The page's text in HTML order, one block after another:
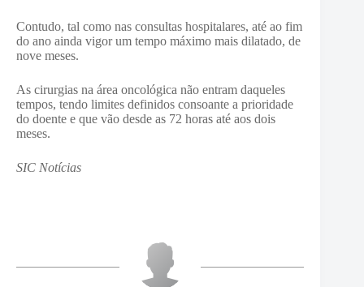
Contudo, tal como nas consultas hospitalares, até ao fim
do ano ainda vigor um tempo máximo mais dilatado, de
nove meses.
As cirurgias na área oncológica não entram daqueles
tempos, tendo limites definidos consoante a prioridade
do doente e que vão desde as 72 horas até aos dois
meses.
SIC Notícias